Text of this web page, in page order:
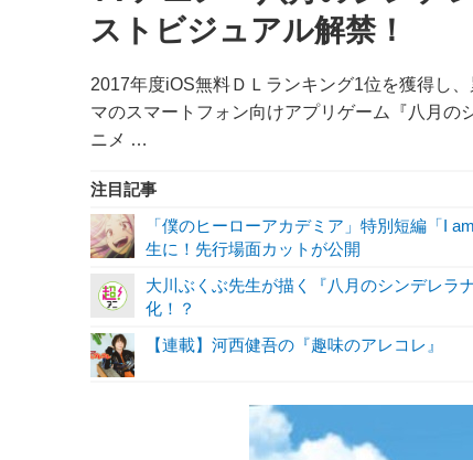
ストビジュアル解禁！
2017年度iOS無料ＤＬランキング1位を獲得し
マのスマートフォン向けアプリゲーム『八月の
ニメ …
注目記事
「僕のヒーローアカデミア」特別短編「I
生に！先行場面カットが公開
大川ぶくぶ先生が描く『八月のシンデレラ
化！？
【連載】河西健吾の『趣味のアレコレ』